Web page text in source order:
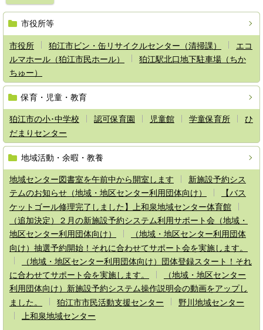
市役所等
市役所 狛江市ビン・缶リサイクルセンター（清掃課）
エコ
ルマホール（狛江市民ホール）
狛江駅北口地下駐車場（ちか
ちゅー）
保育・児童・教育
狛江市の小･中学校 認可保育園 児童館 学童保育所
ひ
だまりセンター
地域活動・余暇・教養
地域センター図書室を午前中から開室します
新施設予約シス
テムのお知らせ（地域・地区センター利用団体向け）
【バス
ケットゴール修理完了しました】上和泉地域センター体育館
（追加決定）２月の新施設予約システム利用サポート会（地域・
地区センター利用団体向け）
（地域・地区センター利用団体
向け）抽選予約開始！それに合わせてサポート会を実施します。
（地域・地区センター利用団体向け）団体登録スタート！それ
に合わせてサポート会を実施します。
（地域・地区センター
利用団体向け）新施設予約システム操作説明会の動画をアップし
ました。
狛江市市民活動支援センター
野川地域センター
上和泉地域センター